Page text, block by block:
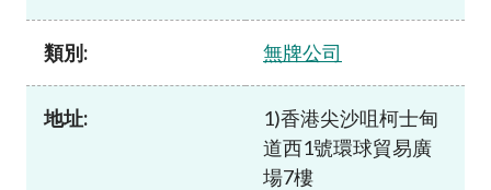
規則及標準
資料庫
類別: 無牌公司
地址:
1)香港尖沙咀柯士甸
道西1號環球貿易廣
場7樓